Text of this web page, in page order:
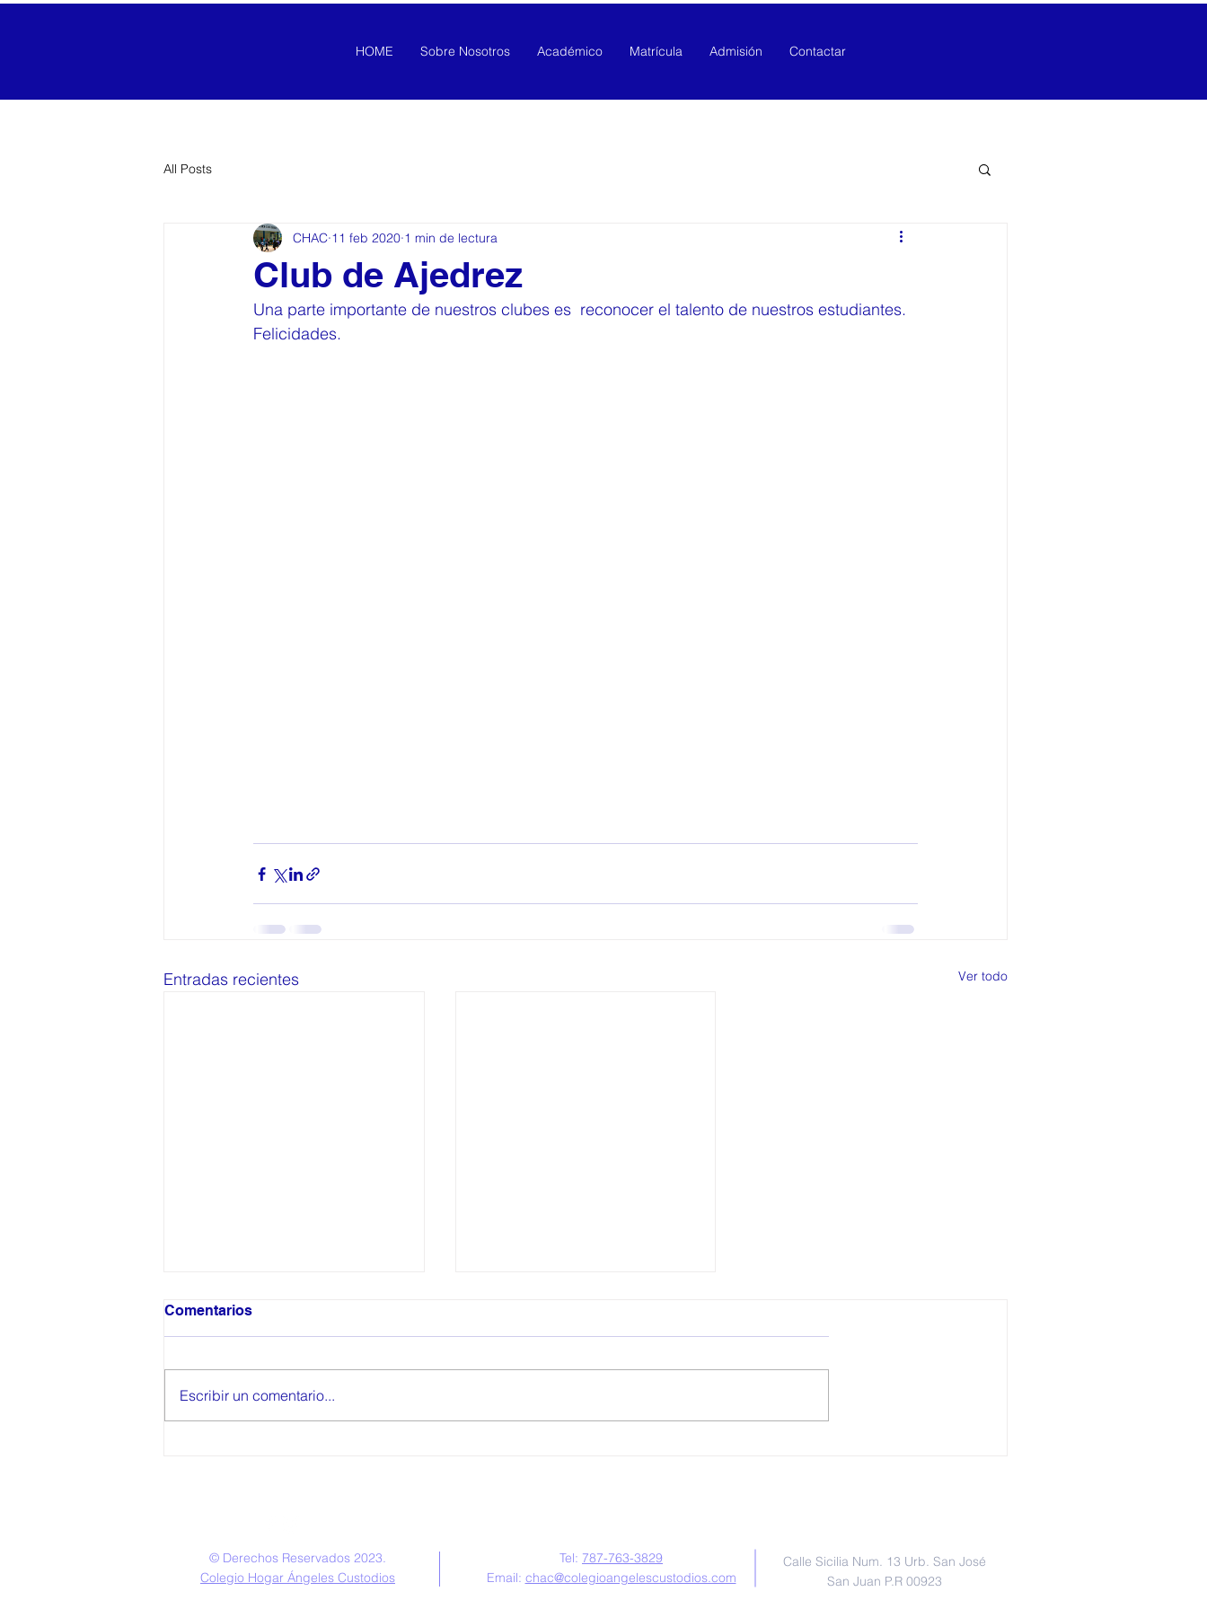
HOME Sobre Nosotros Académico Matrícula Admisión Contactar
All Posts
Club de Ajedrez
CHAC 11 feb 2020 1 min de lectura
Una parte importante de nuestros clubes es  reconocer el talento de nuestros estudiantes.
Felicidades.
Entradas recientes Ver todo
Comentarios
Escribir un comentario...
© Derechos Reservados 2023.
Colegio Hogar Ángeles Custodios
Tel: 787-763-3829
Email: chac@colegioangelescustodios.com
Calle Sicilia Num. 13 Urb. San José
San Juan P.R 00923